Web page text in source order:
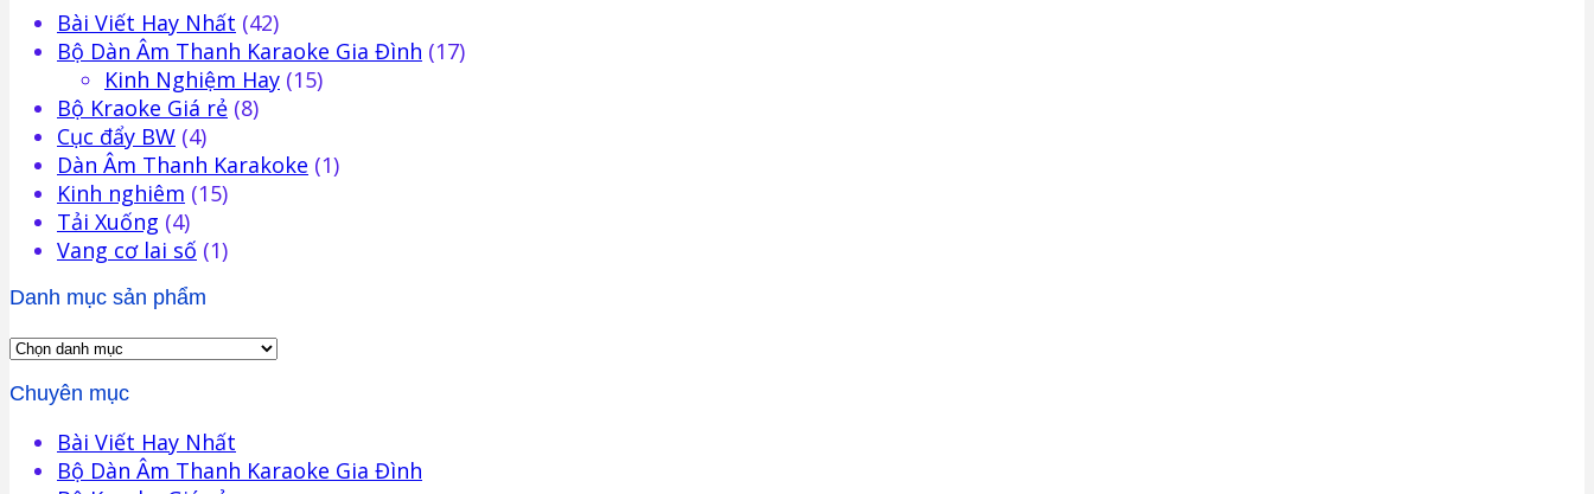
Bài Viết Hay Nhất (42)
Bộ Dàn Âm Thanh Karaoke Gia Đình (17)
Kinh Nghiệm Hay (15)
Bộ Kraoke Giá rẻ (8)
Cục đẩy BW (4)
Dàn Âm Thanh Karakoke (1)
Kinh nghiêm (15)
Tải Xuống (4)
Vang cơ lai số (1)
Danh mục sản phẩm
Chuyên mục
Bài Viết Hay Nhất
Bộ Dàn Âm Thanh Karaoke Gia Đình